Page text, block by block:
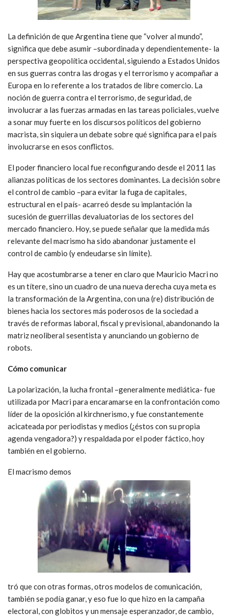
La definición de que Argentina tiene que “volver al mundo”,
significa que debe asumir –subordinada y dependientemente- la
perspectiva geopolítica occidental, siguiendo a Estados Unidos
en sus guerras contra las drogas y el terrorismo y acompañar a
Europa en lo referente a los tratados de libre comercio. La
noción de guerra contra el terrorismo, de seguridad, de
involucrar a las fuerzas armadas en las tareas policiales, vuelve
a sonar muy fuerte en los discursos políticos del gobierno
macrista, sin siquiera un debate sobre qué significa para el país
involucrarse en esos conflictos.
El poder financiero local fue reconfigurando desde el 2011 las
alianzas políticas de los sectores dominantes. La decisión sobre
el control de cambio –para evitar la fuga de capitales,
estructural en el país- acarreó desde su implantación la
sucesión de guerrillas devaluatorias de los sectores del
mercado financiero. Hoy, se puede señalar que la medida más
relevante del macrismo ha sido abandonar justamente el
control de cambio (y endeudarse sin límite).
Hay que acostumbrarse a tener en claro que Mauricio Macri no
es un títere, sino un cuadro de una nueva derecha cuya meta es
la transformación de la Argentina, con una (re) distribución de
bienes hacia los sectores más poderosos de la sociedad a
través de reformas laboral, fiscal y previsional, abandonando la
matriz neoliberal sesentista y anunciando un gobierno de
robots.
Cómo comunicar
La polarización, la lucha frontal –generalmente mediática- fue
utilizada por Macri para encaramarse en la confrontación como
líder de la oposición al kirchnerismo, y fue constantemente
acicateada por periodistas y medios (¿éstos con su propia
agenda vengadora?) y respaldada por el poder fáctico, hoy
también en el gobierno.
El macrismo demos
tró que con otras formas, otros modelos de comunicación,
también se podía ganar, y eso fue lo que hizo en la campaña
electoral, con globitos y un mensaje esperanzador, de cambio,